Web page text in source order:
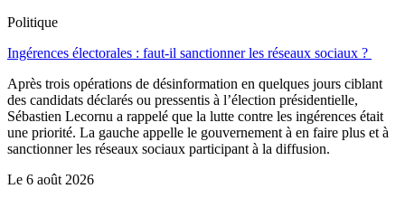
Politique
Ingérences électorales : faut-il sanctionner les réseaux sociaux ?
Après trois opérations de désinformation en quelques jours ciblant
des candidats déclarés ou pressentis à l’élection présidentielle,
Sébastien Lecornu a rappelé que la lutte contre les ingérences était
une priorité. La gauche appelle le gouvernement à en faire plus et à
sanctionner les réseaux sociaux participant à la diffusion.
Le 6 août 2026